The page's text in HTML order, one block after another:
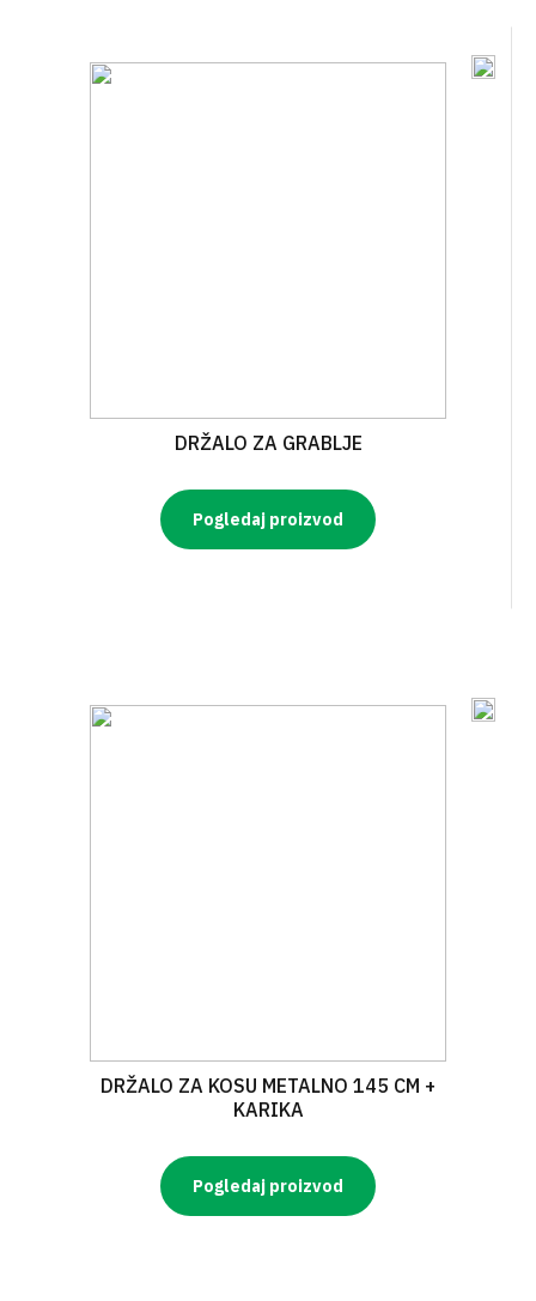
DRŽALO ZA GRABLJE
Pogledaj proizvod
DRŽALO ZA KOSU METALNO 145 CM +
KARIKA
Pogledaj proizvod